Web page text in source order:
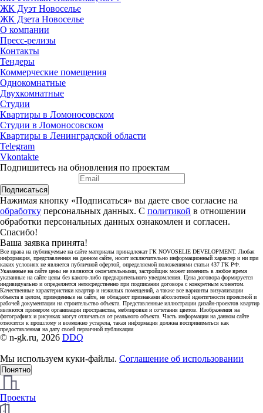
ЖК Дуэт Новоселье
ЖК Дзета Новоселье
О компании
Пресс-релизы
Контакты
Тендеры
Коммерческие помещения
Однокомнатные
Двухкомнатные
Студии
Квартиры в Ломоносовском
Студии в Ломоносовском
Квартиры в Ленинградской области
Telegram
Vkontakte
Подпишитесь на обновления по проектам
Подписаться
Нажимая кнопку «Подписаться» вы даете свое согласие на
обработку персональных данных. С политикой в отношении
обработки персональных данных ознакомлен и согласен.
Спасибо!
Ваша заявка принята!
Все права на публикуемые на сайте материалы принадлежат ГК NOVOSELIE DEVELOPMENT. Любая
информация, представленная на данном сайте, носит исключительно информационный характер и ни при
каких условиях не является публичной офертой, определяемой положениями статьи 437 ГК РФ.
Указанные на сайте цены не являются окончательными, застройщик может изменить в любое время
указанные на сайте цены без какого-либо предварительного уведомления. Цена договора формируется
индивидуально и определяется непосредственно при подписании договора с конкретным клиентом.
Качественные характеристики квартир и нежилых помещений, а также все варианты визуализации
объекта в целом, приведенные на сайте, не обладают признаками абсолютной идентичности проектной и
рабочей документации на строительство объекта. Представленные иллюстрации дизайн-проектов квартир
являются примером организации пространства, меблировки и сочетания цветов. Изображения на
фотографиях и рисунках могут отличаться от реального объекта. Часть информации на данном сайте
относится к прошлому и возможно устарела, такая информация должна восприниматься как
предоставленная на дату своей первичной публикации
© n-gk.ru, 2026 DDQ
Мы используем куки-файлы. Соглашение об использовании
Понятно
Проекты